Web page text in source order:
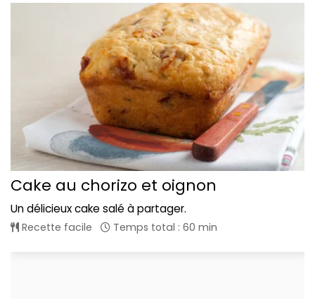
Cake au chorizo et oignon
Un délicieux cake salé à partager.
Recette facile Temps total : 60 min